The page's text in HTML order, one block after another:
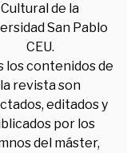
Cultural de la
San Pablo
CEU.
los contenidos de
la revista son
editados y
por los
del máster,